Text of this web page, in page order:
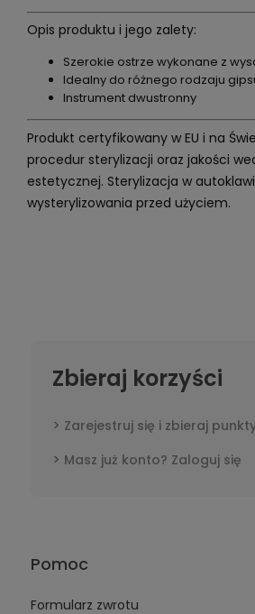
Opis produktu i jego zalety:
Szerokie ostrze wykonane z
Idealny do różnego rodzaju
Instrument dwustronny
Produkt certyfikowany w EU i na
procedur sterylizacji oraz jakości
estetycznej. Sterylizacja w
wysterylizowania przed użyciem.
Zbieraj korzyści
Zarejestruj się i zbieraj
Masz już konto? Zaloguj się
Pomoc
Formularz zwrotu